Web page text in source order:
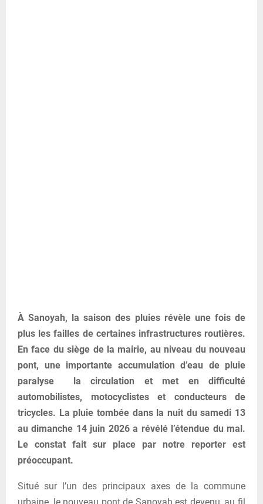
À Sanoyah, la saison des pluies révèle une fois de
plus les failles de certaines infrastructures routières.
En face du siège de la mairie, au niveau du nouveau
pont, une importante accumulation d’eau de pluie
paralyse la circulation et met en difficulté
automobilistes, motocyclistes et conducteurs de
tricycles. La pluie tombée dans la nuit du samedi 13
au dimanche 14 juin 2026 a révélé l’étendue du mal.
Le constat fait sur place par notre reporter est
préoccupant.
Situé sur l’un des principaux axes de la commune